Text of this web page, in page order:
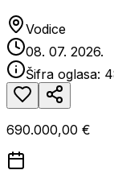
Vodice
08. 07. 2026.
Šifra oglasa:
690.000,00 €